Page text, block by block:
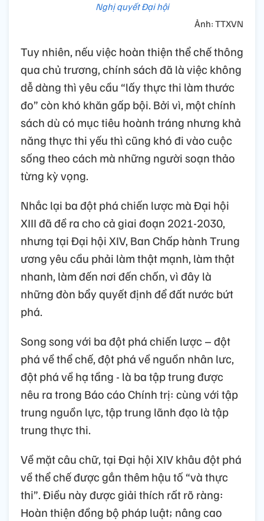
Nghị quyết Đại hội
Ảnh: TTXVN
Tuy nhiên, nếu việc hoàn thiện thể chế thông
qua chủ trương, chính sách đã là việc không
dễ dàng thì yêu cầu “lấy thực thi làm thước
đo” còn khó khăn gấp bội. Bởi vì, một chính
sách dù có mục tiêu hoành tráng nhưng khả
năng thực thi yếu thì cũng khó đi vào cuộc
sống theo cách mà những người soạn thảo
từng kỳ vọng.
Nhắc lại ba đột phá chiến lược mà Đại hội
XIII đã đề ra cho cả giai đoạn 2021-2030,
nhưng tại Đại hội XIV, Ban Chấp hành Trung
ương yêu cầu phải làm thật mạnh, làm thật
nhanh, làm đến nơi đến chốn, vì đây là
những đòn bẩy quyết định để đất nước bứt
phá.
Song song với ba đột phá chiến lược – đột
phá về thể chế, đột phá về nguồn nhân lưc,
đột phá về hạ tầng - là ba tập trung được
nêu ra trong Báo cáo Chính trị: cùng với tập
trung nguồn lực, tập trung lãnh đạo là tập
trung thực thi.
Về mặt câu chữ, tại Đại hội XIV khâu đột phá
về thể chế được gắn thêm hậu tố “và thực
thi”. Điều này được giải thích rất rõ ràng:
Hoàn thiện đồng bộ pháp luật; nâng cao